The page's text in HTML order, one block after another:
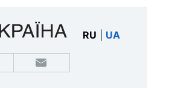
RU UA